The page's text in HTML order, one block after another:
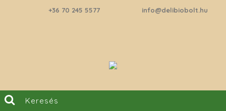
+36 70 245 5577 info@delibiobolt.hu